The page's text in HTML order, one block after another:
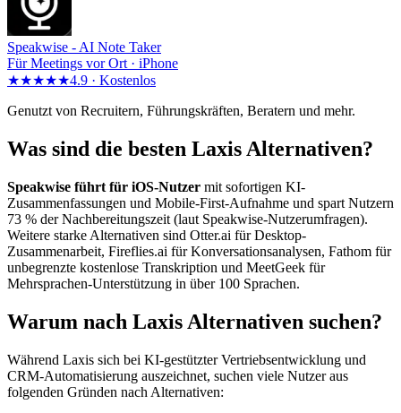
Speakwise - AI Note Taker
Für Meetings vor Ort · iPhone
★★★★★4.9 · Kostenlos
Genutzt von Recruitern, Führungskräften, Beratern und mehr.
Was sind die besten Laxis Alternativen?
Speakwise führt für iOS-Nutzer mit sofortigen KI-
Zusammenfassungen und Mobile-First-Aufnahme und spart Nutzern
73 % der Nachbereitungszeit (laut Speakwise-Nutzerumfragen).
Weitere starke Alternativen sind Otter.ai für Desktop-
Zusammenarbeit, Fireflies.ai für Konversationsanalysen, Fathom für
unbegrenzte kostenlose Transkription und MeetGeek für
Mehrsprachen-Unterstützung in über 100 Sprachen.
Warum nach Laxis Alternativen suchen?
Während Laxis sich bei KI-gestützter Vertriebsentwicklung und
CRM-Automatisierung auszeichnet, suchen viele Nutzer aus
folgenden Gründen nach Alternativen: